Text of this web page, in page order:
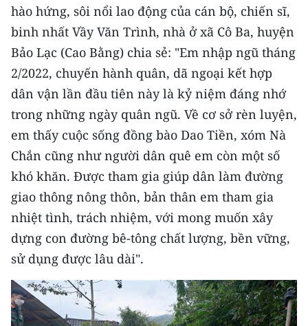
RADIO
MEDIA CENTER
E-Magazine
Video
Media Chính trị
Media Kinh tế
Media Văn hóa
Media Xã hội
Media Pháp luật
Media Du lịch
Media Thế giới
hào hứng, sôi nổi lao động của cán bộ, chiến sĩ,
binh nhất Vầy Văn Trình, nhà ở xã Cô Ba, huyện
Bảo Lạc (Cao Bằng) chia sẻ: "Em nhập ngũ tháng
2/2022, chuyến hành quân, dã ngoại kết hợp
dân vận lần đầu tiên này là kỷ niệm đáng nhớ
trong những ngày quân ngũ. Về cơ sở rèn luyện,
em thấy cuộc sống đồng bào Dao Tiền, xóm Nà
Chắn cũng như người dân quê em còn một số
khó khăn. Được tham gia giúp dân làm đường
giao thông nông thôn, bản thân em tham gia
nhiệt tình, trách nhiệm, với mong muốn xây
dựng con đường bê-tông chất lượng, bền vững,
sử dụng được lâu dài".